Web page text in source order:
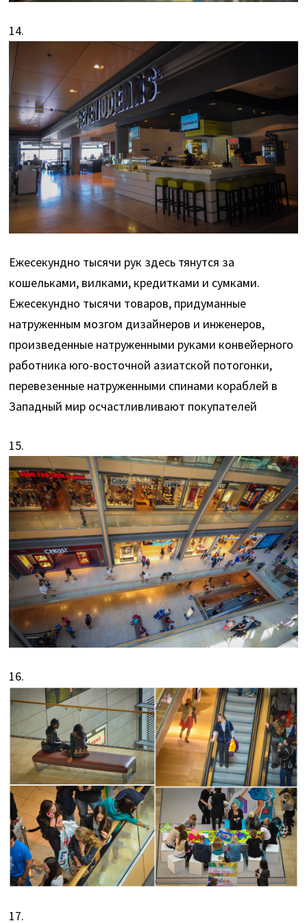
14.
Ежесекундно тысячи рук здесь тянутся за
кошельками, вилками, кредитками и сумками.
Ежесекундно тысячи товаров, придуманные
натруженным мозгом дизайнеров и инженеров,
произведенные натруженными руками конвейерного
работника юго-восточной азиатской потогонки,
перевезенные натруженными спинами кораблей в
Западный мир осчастливливают покупателей
15.
16.
17.